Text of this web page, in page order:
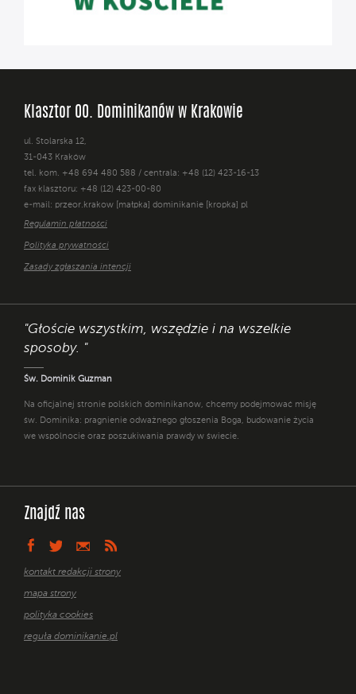
Klasztor OO. Dominikanów w Krakowie
ul. Stolarska 12,
31-043 Kraków
tel. kom. +48 694 480 588 / centrala: +48 (12) 423-16-13
fax klasztoru: +48 (12) 423-00-80
e-mail: przeor.krakow [małpka] dominikanie [kropka] pl
Regulamin płatności
Polityka prywatności
Zasady zgłaszania intencji
"Głoście wszystkim, wszędzie i na wszelkie
sposoby. "
Św. Dominik Guzman
Na oficjalnej stronie polskich dominikanów, chcemy podejmować misję
św. Dominika: pragnienie odważnego głoszenia Boga, budowanie życia
we wspólnocie oraz poszukiwania prawdy w świecie.
Znajdź nas
kontakt redakcji strony
mapa strony
polityka cookies
reguła dominikanie.pl